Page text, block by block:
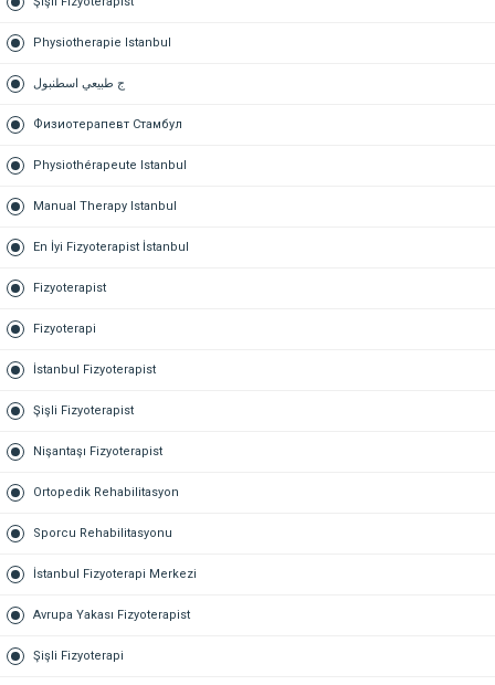
Physiotherapie Istanbul
ج طبيعي اسطنبول
Физиотерапевт Стамбул
Physiothérapeute Istanbul
Manual Therapy Istanbul
En İyi Fizyoterapist İstanbul
Fizyoterapist
Fizyoterapi
İstanbul Fizyoterapist
Şişli Fizyoterapist
Nişantaşı Fizyoterapist
Ortopedik Rehabilitasyon
Sporcu Rehabilitasyonu
İstanbul Fizyoterapi Merkezi
Avrupa Yakası Fizyoterapist
Şişli Fizyoterapi